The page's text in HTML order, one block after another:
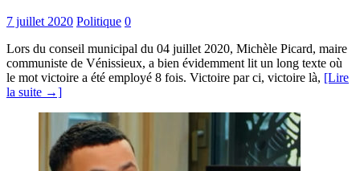
7 juillet 2020 Politique 0
Lors du conseil municipal du 04 juillet 2020, Michèle Picard, maire
communiste de Vénissieux, a bien évidemment lit un long texte où
le mot victoire a été employé 8 fois. Victoire par ci, victoire là, [Lire
la suite →]